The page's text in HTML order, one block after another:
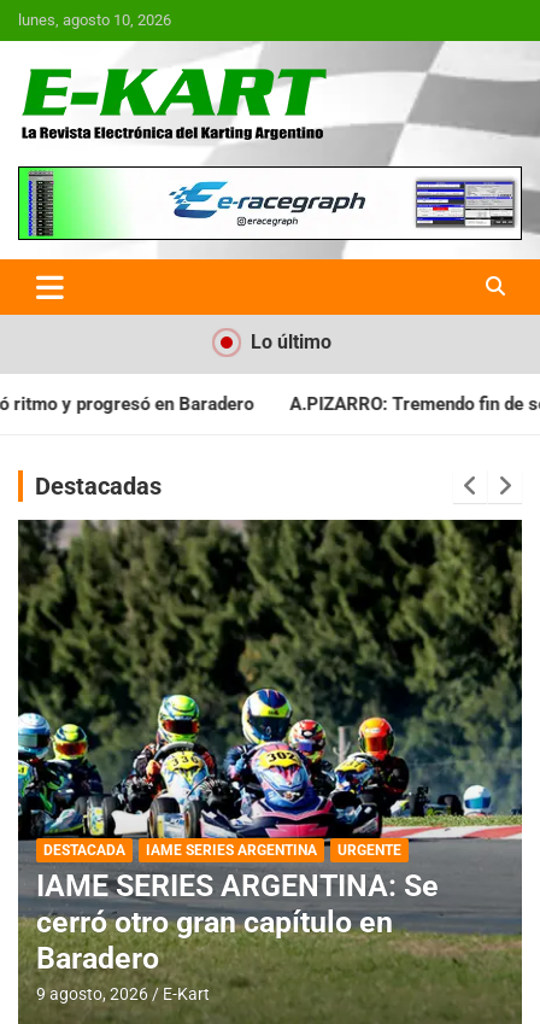
Saltar
al
lunes, agosto 10, 2026
E-Kart.com.ar | La Revista
Electrónica del Karting en
Argentina
Lo último
A.PIZARRO: Tremendo fin de semana en Baradero
Destacadas
DESTACADA IAME SERIES ARGENTINA URGENTE
IAME SERIES ARGENTINA: Se
cerró otro gran capítulo en
Baradero
9 agosto, 2026 E-Kart